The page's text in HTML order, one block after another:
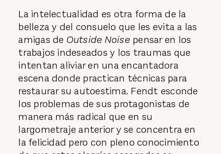
La intelectualidad es otra forma de la
belleza y del consuelo que les evita a las
amigas de Outside Noise pensar en los
trabajos indeseados y los traumas que
intentan aliviar en una encantadora
escena donde practican técnicas para
restaurar su autoestima. Fendt esconde
los problemas de sus protagonistas de
manera más radical que en su
largometraje anterior y se concentra en
la felicidad pero con pleno conocimiento